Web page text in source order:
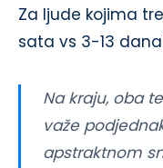
Za ljude kojima
sata vs 3-13
Na kraju, oba
važe
apstraktnom